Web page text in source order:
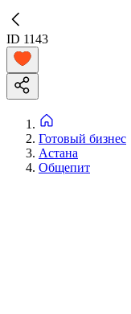
ID 1143
Готовый бизнес
Астана
Общепит